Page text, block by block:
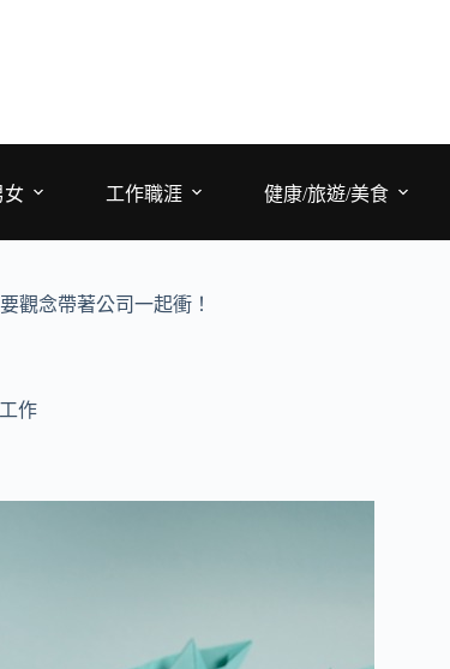
女 工作職涯 健康/旅遊/美食
觀念帶著公司一起衝！
作